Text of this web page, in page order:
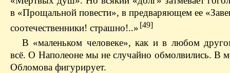
в «Прощальной повести», в предваряющем ее
соотечественники! страшно!..» [49]
В «маленьком человеке», как и в любом
всё. О Наполеоне мы не случайно обмолвились. В
Обломова фигурирует.